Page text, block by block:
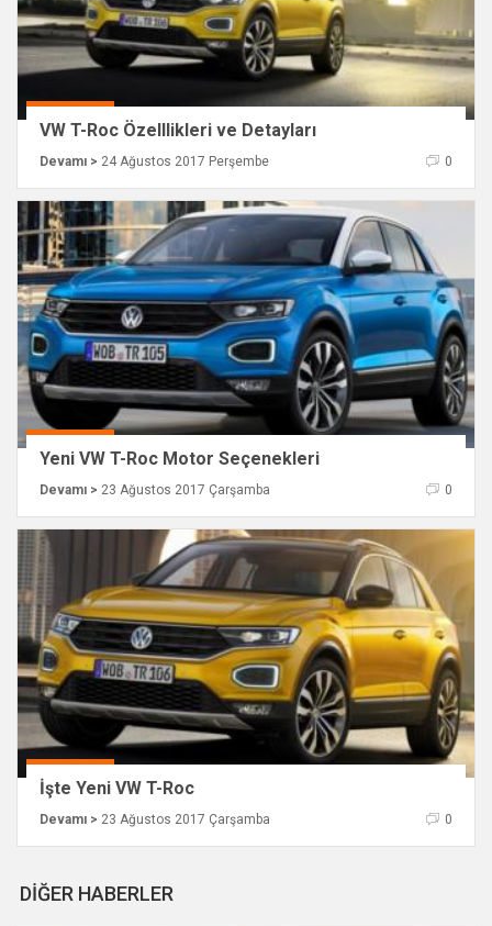
VW T-Roc Özelllikleri ve Detayları
Devamı > 24 Ağustos 2017 Perşembe 0
Yeni VW T-Roc Motor Seçenekleri
Devamı > 23 Ağustos 2017 Çarşamba 0
İşte Yeni VW T-Roc
Devamı > 23 Ağustos 2017 Çarşamba 0
DİĞER HABERLER